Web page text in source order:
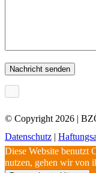
© Copyright 2026 |
Datenschutz |
Diese Website benutzt
nutzen, gehen wir von